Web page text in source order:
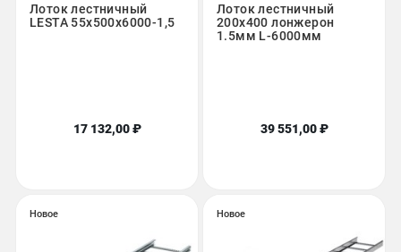
Лоток лестничный
LESTA 55х500х6000-1,5
17 132,00 ₽
Лоток лестничный
200x400 лонжерон
1.5мм L-6000мм
39 551,00 ₽
Новое Новое